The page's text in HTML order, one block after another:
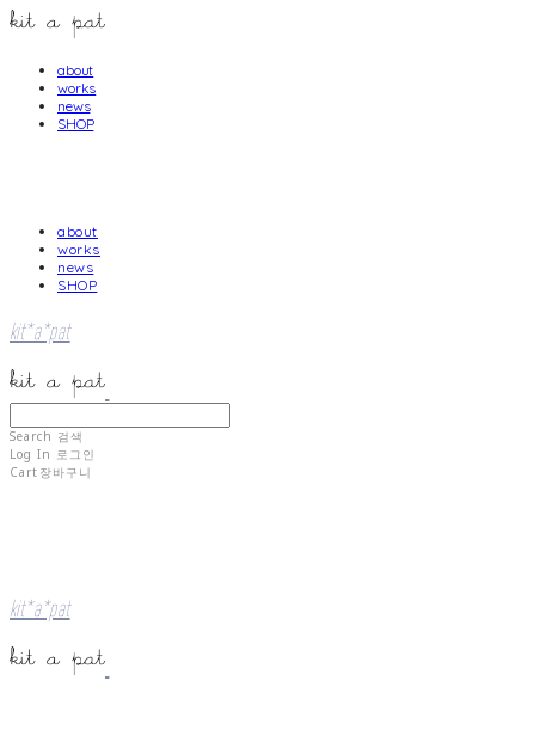
about
works
news
SHOP
about
works
news
SHOP
kit*a*pat
Search 검색
Log In 로그인
Cart 장바구니
kit*a*pat